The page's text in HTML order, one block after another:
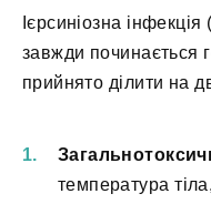
Ієрсиніозна
завжди починається
прийнято ділити на
температура